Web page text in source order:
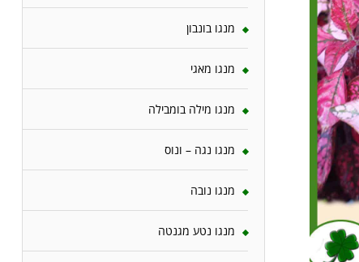
מנגו בונבון
מנגו מאגי
מנגו מילה בומבילה
מנגו נגה – ונוס
מנגו נובה
מנגו נטע מגנטה